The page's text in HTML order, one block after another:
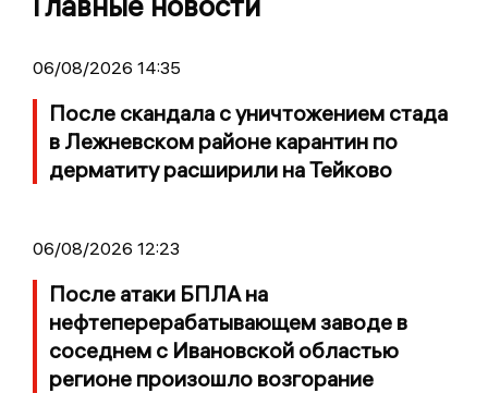
06/08/2026 14:35
После скандала с уничтожением стада
в Лежневском районе карантин по
дерматиту расширили на Тейково
06/08/2026 12:23
После атаки БПЛА на
нефтеперерабатывающем заводе в
соседнем с Ивановской областью
регионе произошло возгорание